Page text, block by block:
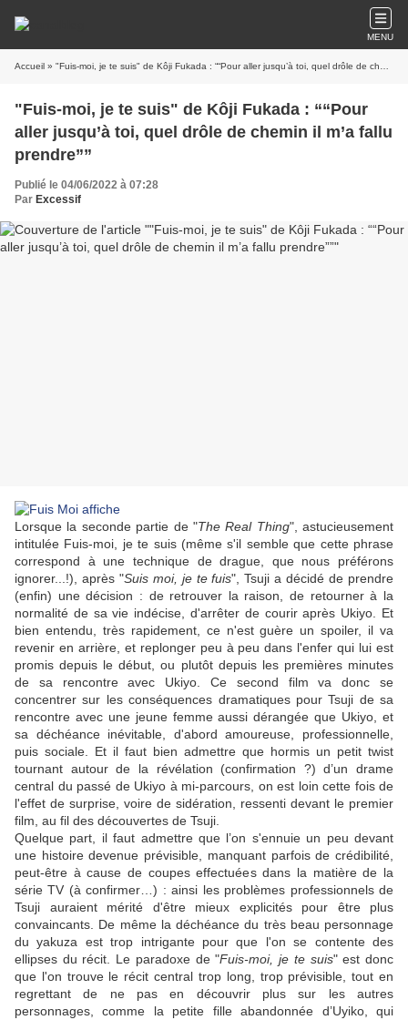
MENU
Accueil » "Fuis-moi, je te suis" de Kôji Fukada : ““Pour aller jusqu’à toi, quel drôle de chemin il m’a fallu prendre””
"Fuis-moi, je te suis" de Kôji Fukada : ““Pour
aller jusqu’à toi, quel drôle de chemin il m’a fallu
prendre””
Publié le 04/06/2022 à 07:28
Par Excessif
Lorsque la seconde partie de "The Real Thing", astucieusement
intitulée Fuis-moi, je te suis (même s'il semble que cette phrase
correspond à une technique de drague, que nous préférons
ignorer...!), après "Suis moi, je te fuis", Tsuji a décidé de prendre
(enfin) une décision : de retrouver la raison, de retourner à la
normalité de sa vie indécise, d'arrêter de courir après Ukiyo. Et
bien entendu, très rapidement, ce n'est guère un spoiler, il va
revenir en arrière, et replonger peu à peu dans l'enfer qui lui est
promis depuis le début, ou plutôt depuis les premières minutes
de sa rencontre avec Ukiyo. Ce second film va donc se
concentrer sur les conséquences dramatiques pour Tsuji de sa
rencontre avec une jeune femme aussi dérangée que Ukiyo, et
sa déchéance inévitable, d'abord amoureuse, professionnelle,
puis sociale. Et il faut bien admettre que hormis un petit twist
tournant autour de la révélation (confirmation ?) d’un drame
central du passé de Ukiyo à mi-parcours, on est loin cette fois de
l'effet de surprise, voire de sidération, ressenti devant le premier
film, au fil des découvertes de Tsuji.
Quelque part, il faut admettre que l’on s'ennuie un peu devant
une histoire devenue prévisible, manquant parfois de crédibilité,
peut-être à cause de coupes effectuées dans la matière de la
série TV (à confirmer…) : ainsi les problèmes professionnels de
Tsuji auraient mérité d'être mieux explicités pour être plus
convaincants. De même la déchéance du très beau personnage
du yakuza est trop intrigante pour que l'on se contente des
ellipses du récit. Le paradoxe de "Fuis-moi, je te suis" est donc
que l'on trouve le récit central trop long, trop prévisible, tout en
regrettant de ne pas en découvrir plus sur les autres
personnages, comme la petite fille abandonnée d’Uyiko, qui